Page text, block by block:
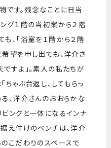
です。残念なことに日当
グ１階の当初案から２階
、「浴室を１階から２階
望を申し出ても、洋介さ
すよ」。素人の私たちが
ちゃぶ台返し、してもらっ
、洋介さんのおおらかな
ングと一体になるインナ
え付けのベンチは、洋介
こだわりのスペースで